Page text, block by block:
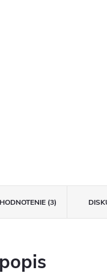
HODNOTENIE (3)